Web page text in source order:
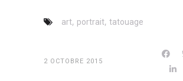
art, portrait, tatouage
2 OCTOBRE 2015